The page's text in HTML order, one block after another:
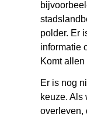
polder. Er
informatie
Komt allen
Er is nog
keuze. Als
overleven,